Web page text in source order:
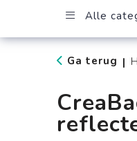
Alle
Ga terug |